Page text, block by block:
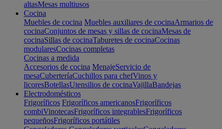
altasMesas multiusos
Cocina
Muebles de cocina Muebles auxiliares de cocinaArmarios de
cocinaConjuntos de mesas y sillas de cocinaMesas de
cocinaSillas de cocinaTaburetes de cocinaCocinas
modularesCocinas completas
Cocinas a medida
Accesorios de cocina MenajeServicio de
mesaCuberteríaCuchillos para chefVinos y
licoresBotellasUtensilios de cocinaVajillaBandejas
Electrodomésticos
Frigoríficos Frigoríficos americanosFrigoríficos
combiVinotecasFrigoríficos integrablesFrigoríficos
pequeñosFrigoríficos portátiles